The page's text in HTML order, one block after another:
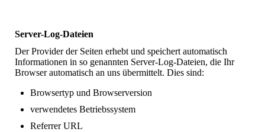
Server-Log-Dateien
Der Provider der Seiten erhebt und speichert automatisch
Informationen in so genannten Server-Log-Dateien, die Ihr
Browser automatisch an uns übermittelt. Dies sind:
Browsertyp und Browserversion
verwendetes Betriebssystem
Referrer URL